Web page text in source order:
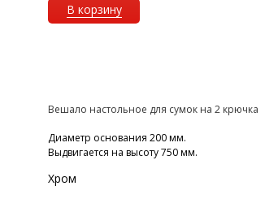
В корзину
Вешало настольное для сумок на 2 крючка
Диаметр основания 200 мм.
Выдвигается на высоту 750 мм.
Хром